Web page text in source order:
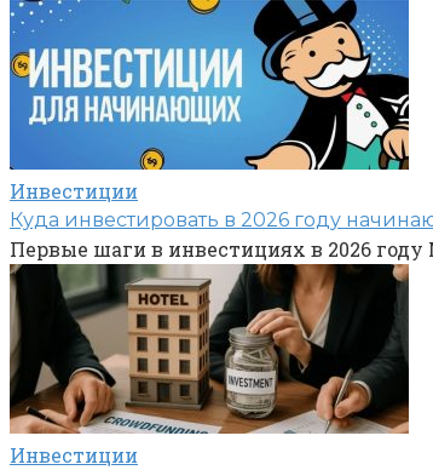
Инвестиции
Куда инвестировать в 2026 году
Первые шаги в инвестициях в 2026
Инвестиции